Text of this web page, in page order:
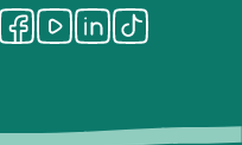
Youtube
LinkedIn
Tiktok